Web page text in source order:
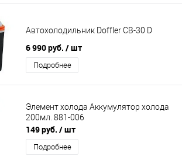
Автохолодильник Doffler CB-30 D
6 990 руб. / шт
Подробнее
Элемент холода Аккумулятор холода
200мл. 881-006
149 руб. / шт
Подробнее